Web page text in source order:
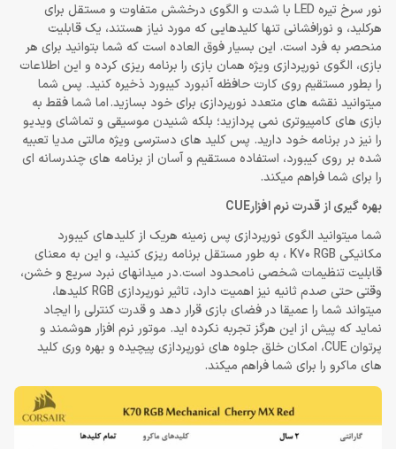
نور سرخ تیره LED با شدت و الگوی درخشش متفاوت و مستقل برای
هرکلید، و نورافشانی تنها کلیدهایی که مورد نیاز هستند، یک قابلیت
منحصر به فرد است. این بسیار فوق العاده است که شما بتوانید برای هر
بازی، الگوی نورپردازی ویژه همان بازی را برنامه ریزی کرده و این اطلاعات
را بطور مستقیم روی کارت حافظه آنبورد کیبورد ذخیره کنید. پس شما
میتوانید نقشه های متعدد نورپردازی برای خود بسازید. اما شما فقط به
بازی های کامپیوتری نمی پردازید؛ بلکه شنیدن موسیقی و تماشای ویدیو
را نیز در برنامه خود دارید. پس کلید های دسترسی ویژه مالتی مدیا تعبیه
شده بر روی کیبورد، استفاده مستقیم و آسان از برنامه های چندرسانه ای
را برای شما فراهم میکند.
بهره گیری از قدرت نرم افزارCUE
شما میتوانید الگوی نورپردازی پس زمینه هریک از کلیدهای کیبورد
مکانیکی K70 RGB ، به طور مستقل برنامه ریزی کنید، و این به معنای
قابلیت تنظیمات شخصی نامحدود است.در میدانهای نبرد سریع و خشن،
وقتی حتی صدم ثانیه نیز اهمیت دارد، تاثیر نورپردازی RGB کلیدها،
میتواند شما را عمیقا در فضای بازی قرار دهد و قدرت کنترلی را ایجاد
نماید که پیش از این هرگز تجربه نکرده اید. موتور نرم افزار هوشمند و
پرتوان CUE، امکان خلق جلوه های نورپردازی پیچیده و بهره وری کلید
های ماکرو را برای شما فراهم میکند.